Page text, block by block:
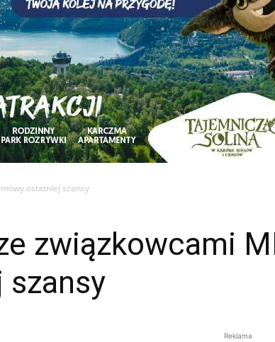
ostatniej szansy
związkowcami
Reklama